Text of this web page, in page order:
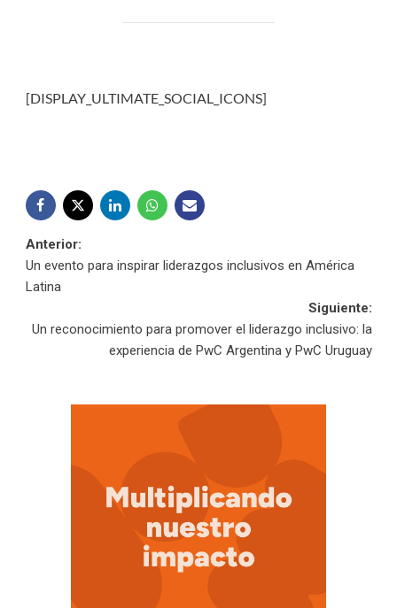
[DISPLAY_ULTIMATE_SOCIAL_ICONS]
Navegación
de
entradas
Anterior:
Un evento para inspirar liderazgos inclusivos en América
Latina
Siguiente:
Un reconocimiento para promover el liderazgo inclusivo: la
experiencia de PwC Argentina y PwC Uruguay